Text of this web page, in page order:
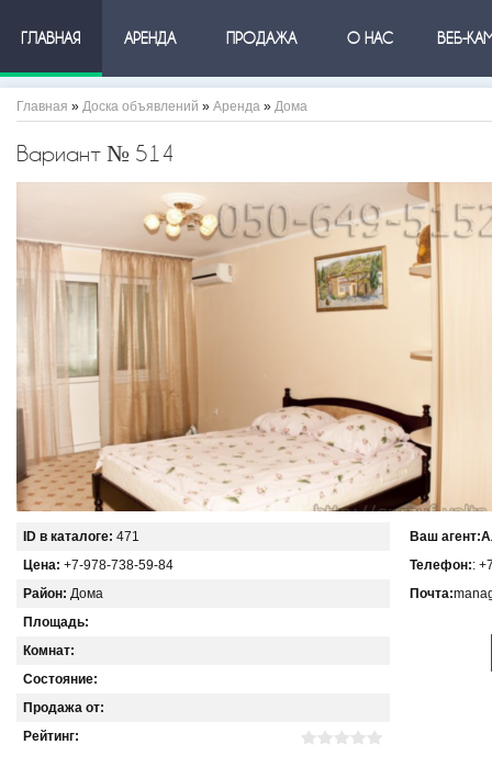
ГЛАВНАЯ АРЕНДА ПРОДАЖА О НАС ВЕБ-
Главная » Доска объявлений » Аренда » Дома
Вариант № 514
ID в каталоге: 471
Цена: +7-978-738-59-84
Район: Дома
Площадь:
Комнат:
Состояние:
Продажа от:
Рейтинг:
Ваш агент:
Телефон::
Почта: